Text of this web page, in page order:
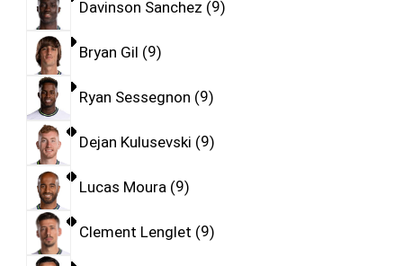
Davinson Sanchez 9
Bryan Gil 9
Ryan Sessegnon 9
Dejan Kulusevski 9
Lucas Moura 9
Clement Lenglet 9